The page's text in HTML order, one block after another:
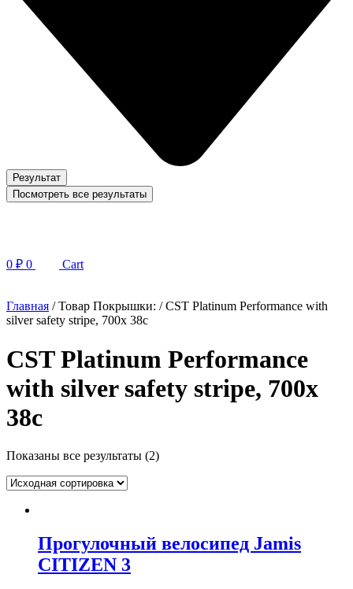
Результат
Посмотреть все результаты
0 ₽ 0 Cart
Главная / Товар Покрышки: / CST Platinum Performance with
silver safety stripe, 700x 38c
CST Platinum Performance
with silver safety stripe, 700x
38c
Показаны все результаты (2)
Прогулочный велосипед Jamis
CITIZEN 3